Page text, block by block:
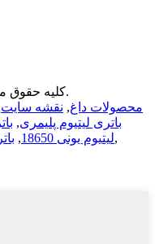
© Copyright - 2010-2024: کلیه حقوق محفوظ است.
محصولات داغ, نقشه سایت
باتری لیتیوم پلیمری,
لیتیوم یونی 18650
, ,